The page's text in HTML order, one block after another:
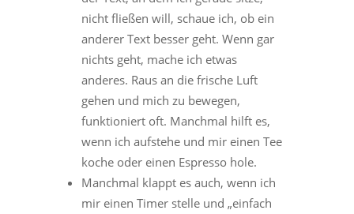
nicht fließen will, schaue ich, ob ein
anderer Text besser geht. Wenn gar
nichts geht, mache ich etwas
anderes. Raus an die frische Luft
gehen und mich zu bewegen,
funktioniert oft. Manchmal hilft es,
wenn ich aufstehe und mir einen Tee
koche oder einen Espresso hole.
Manchmal klappt es auch, wenn ich
mir einen Timer stelle und „einfach